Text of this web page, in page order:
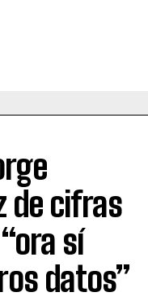
de cifras
sí
datos”